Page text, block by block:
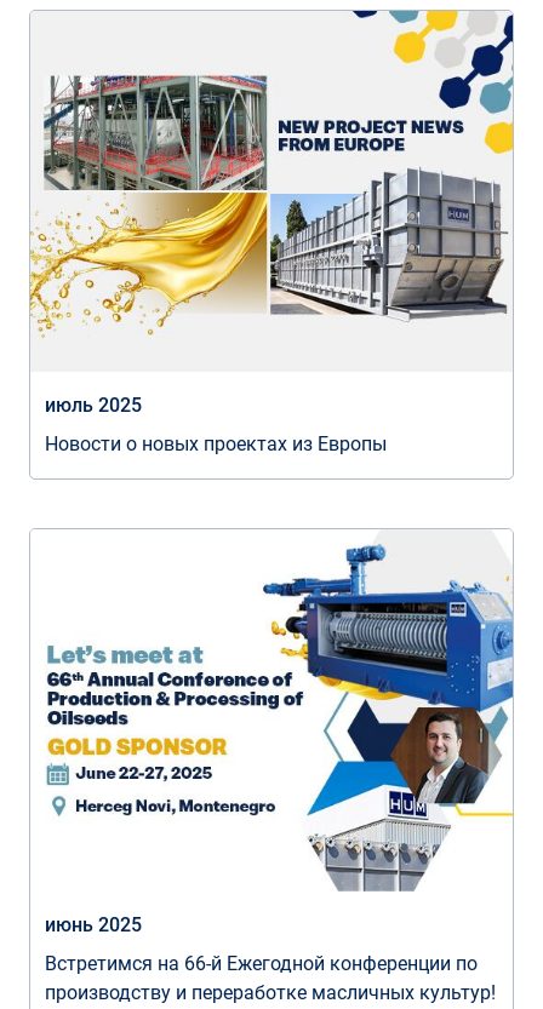
июль 2025
Новости о новых проектах из Европы
июнь 2025
Встретимся на 66-й Ежегодной конференции по
производству и переработке масличных культур!